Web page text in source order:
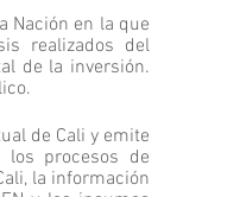
Nación en la que
realizados del
de la inversión.
de Cali y emite
los procesos de
la información